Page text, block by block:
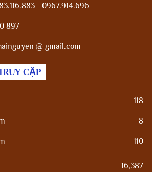
- 0967.914.696
897
@ gmail.com
CẬP
118
8
110
16,387